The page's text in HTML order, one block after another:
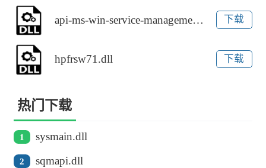
api-ms-win-service-management-l1-1-0.dll 下载
hpfrsw71.dll 下载
热门下载
1 sysmain.dll
2 sqmapi.dll